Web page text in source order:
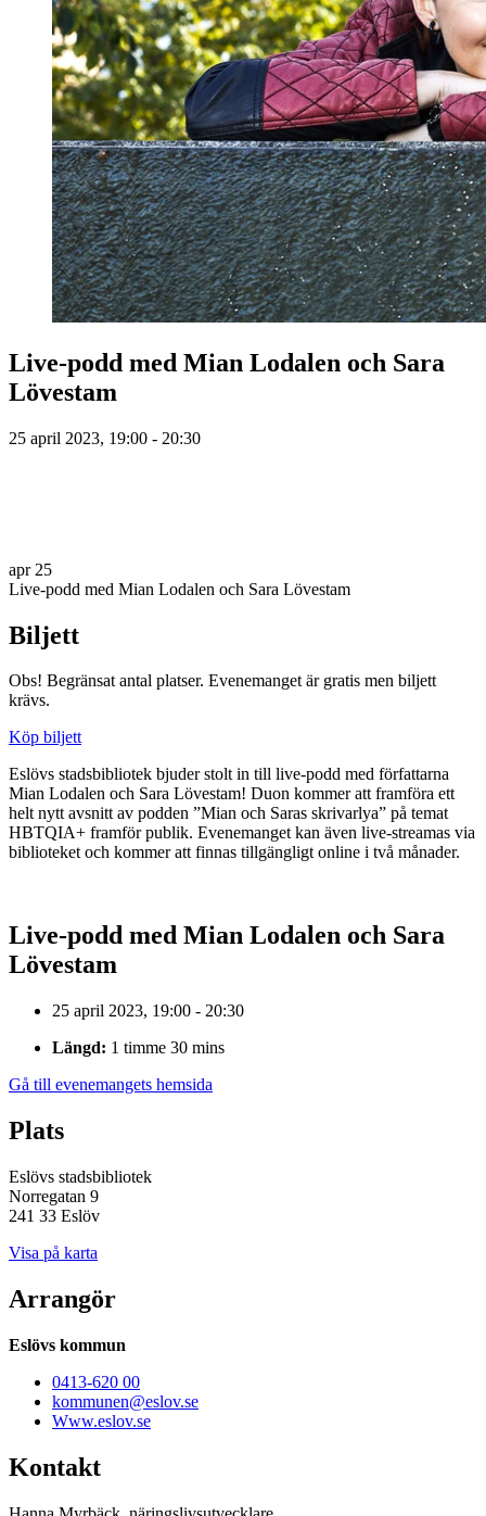
Live-podd med Mian Lodalen och Sara
Lövestam
25 april 2023, 19:00 - 20:30
apr 25
Live-podd med Mian Lodalen och Sara Lövestam
Biljett
Obs! Begränsat antal platser. Evenemanget är gratis men biljett
krävs.
Köp biljett
Eslövs stadsbibliotek bjuder stolt in till live-podd med författarna
Mian Lodalen och Sara Lövestam! Duon kommer att framföra ett
helt nytt avsnitt av podden ”Mian och Saras skrivarlya” på temat
HBTQIA+ framför publik. Evenemanget kan även live-streamas via
biblioteket och kommer att finnas tillgängligt online i två månader.
Live-podd med Mian Lodalen och Sara
Lövestam
25 april 2023, 19:00 - 20:30
Längd: 1 timme 30 mins
Gå till evenemangets hemsida
Plats
Eslövs stadsbibliotek
Norregatan 9
241 33 Eslöv
Visa på karta
Arrangör
Eslövs kommun
0413-620 00
kommunen@eslov.se
Www.eslov.se
Kontakt